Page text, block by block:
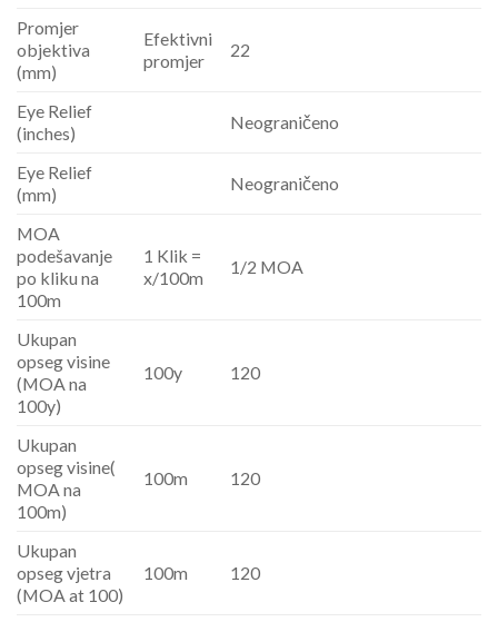
Promjer
objektiva
(mm)
Efektivni
promjer
22
Eye Relief
(inches)
Neograničeno
Eye Relief
(mm)
Neograničeno
MOA
podešavanje
po kliku na
100m
1 Klik =
x/100m
1/2 MOA
Ukupan
opseg visine
(MOA na
100y)
100y 120
Ukupan
opseg visine(
MOA na
100m)
100m 120
Ukupan
opseg vjetra
(MOA at 100)
100m 120